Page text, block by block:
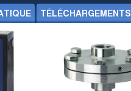
TÉLÉCHARGEMENTS